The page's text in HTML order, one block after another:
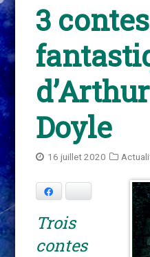
3 contes
Doyle
16 juillet 2020
Trois
contes